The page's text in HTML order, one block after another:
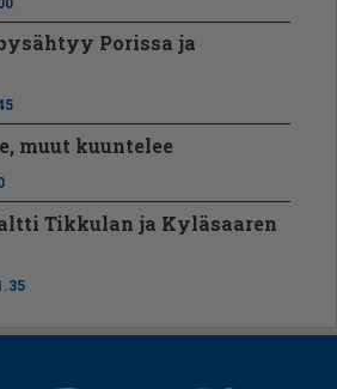
Porissa ja
muut kuuntelee
Tikkulan ja Kyläsaaren